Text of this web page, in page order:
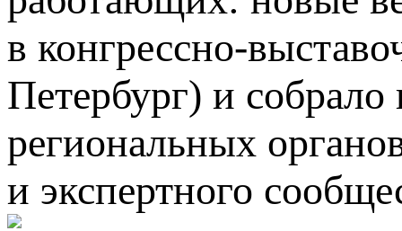
в конгрессно-
Петербург) и
региональных
и экспертного